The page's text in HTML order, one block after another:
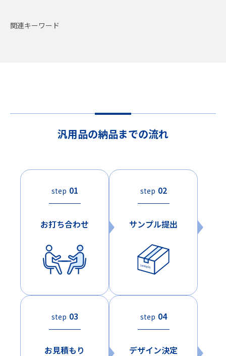
関連キーワード
汎用品の納品までの流れ
step 01
お打ち合わせ
step 02
サンプル提出
step 03
お見積もり
step 04
デザイン決定